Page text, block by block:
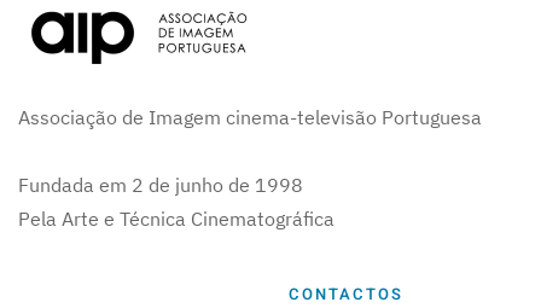
Associação de Imagem cinema-televisão Portuguesa
Fundada em 2 de junho de 1998
Pela Arte e Técnica Cinematográfica
CONTACTOS